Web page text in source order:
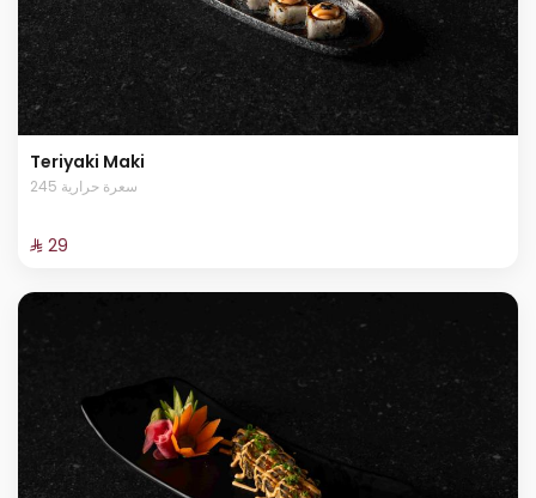
Teriyaki Maki
245 سعرة حرارية
⁨⁦‪‬ 29⁩